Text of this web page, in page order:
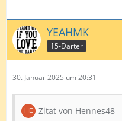
YEAHMK
15-Darter
30. Januar 2025 um 20:31
Zitat von Hennes48